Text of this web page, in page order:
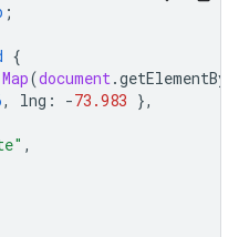
;
{
Map(document.
, lng : -73.983 },
,